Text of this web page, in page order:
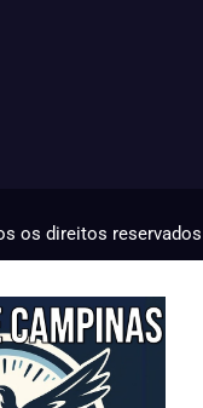
os direitos reservados